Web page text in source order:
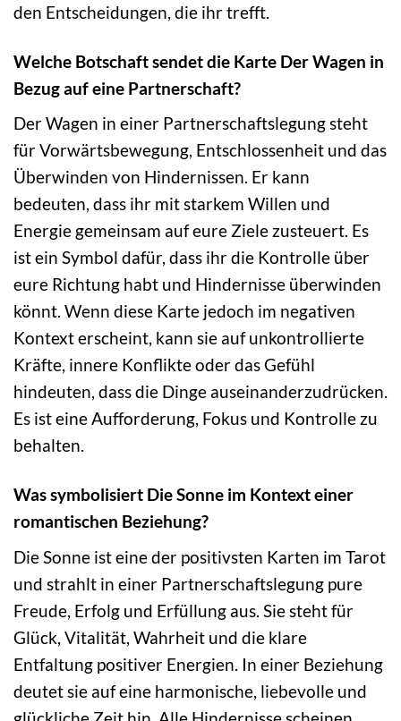
den Entscheidungen, die ihr trefft.
Welche Botschaft sendet die Karte Der Wagen in
Bezug auf eine Partnerschaft?
Der Wagen in einer Partnerschaftslegung steht
für Vorwärtsbewegung, Entschlossenheit und das
Überwinden von Hindernissen. Er kann
bedeuten, dass ihr mit starkem Willen und
Energie gemeinsam auf eure Ziele zusteuert. Es
ist ein Symbol dafür, dass ihr die Kontrolle über
eure Richtung habt und Hindernisse überwinden
könnt. Wenn diese Karte jedoch im negativen
Kontext erscheint, kann sie auf unkontrollierte
Kräfte, innere Konflikte oder das Gefühl
hindeuten, dass die Dinge auseinanderzudrücken.
Es ist eine Aufforderung, Fokus und Kontrolle zu
behalten.
Was symbolisiert Die Sonne im Kontext einer
romantischen Beziehung?
Die Sonne ist eine der positivsten Karten im Tarot
und strahlt in einer Partnerschaftslegung pure
Freude, Erfolg und Erfüllung aus. Sie steht für
Glück, Vitalität, Wahrheit und die klare
Entfaltung positiver Energien. In einer Beziehung
deutet sie auf eine harmonische, liebevolle und